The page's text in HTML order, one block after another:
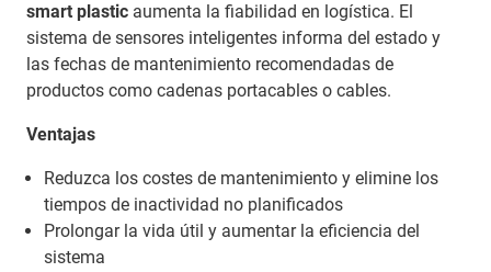
smart plastic aumenta la fiabilidad en logística. El
sistema de sensores inteligentes informa del estado y
las fechas de mantenimiento recomendadas de
productos como cadenas portacables o cables.
Ventajas
Reduzca los costes de mantenimiento y elimine los
tiempos de inactividad no planificados
Prolongar la vida útil y aumentar la eficiencia del
sistema